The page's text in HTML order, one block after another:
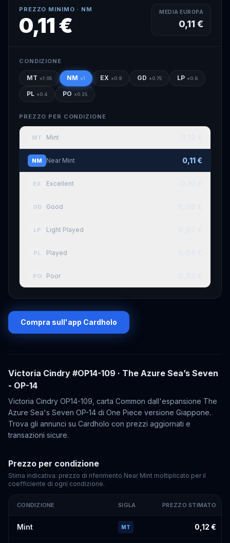
PREZZO MINIMO · NM
0,11 €
MEDIA EUROPA
0,11 €
CONDIZIONE
MT ×1.05 NM ×1 EX ×0.9 GD ×0.75 LP ×0.6
PL ×0.4 PO ×0.25
PREZZO PER CONDIZIONE
MT Mint
NM Near Mint 0,11 €
EX Excellent
GD Good
LP Light Played
PL Played
PO Poor
Compra sull'app Cardholo
Victoria Cindry #OP14-109 · The Azure Sea’s Seven
- OP-14
Victoria Cindry OP14-109, carta Common dall'espansione The
Azure Sea's Seven OP-14 di One Piece versione Giappone.
Trova gli annunci su Cardholo con prezzi aggiornati e
transazioni sicure.
Prezzo per condizione
Stima indicativa: prezzo di riferimento Near Mint moltiplicato per il
coefficiente di ogni condizione.
#OP14-109
CONDIZIONE SIGLA PREZZO STIMATO
Mint MT 0,12 €